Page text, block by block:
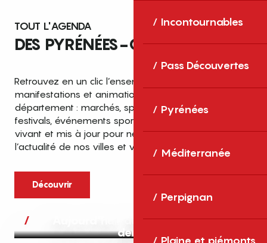
Incontournables
Pass Découvertes
Pyrénées
Méditerranée
Perpignan
Plaine et piémonts
TOUT L'AGENDA
DES PYRÉNÉES-ORIENTALES
Retrouvez en un clic l’ensemble des fêtes,
manifestations et animations recensées dans le
département : marchés, spectacles, expositions,
festivals, événements sportifs et culturels… un agenda
vivant et mis à jour pour ne rien manquer de
l’actualité de nos villes et villages.
Découvrir
Aujourd’hui, demain et après-
demain